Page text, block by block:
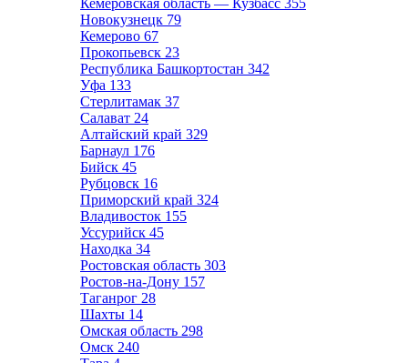
Кемеровская область — Кузбасс 355
Новокузнецк 79
Кемерово 67
Прокопьевск 23
Республика Башкортостан 342
Уфа 133
Стерлитамак 37
Салават 24
Алтайский край 329
Барнаул 176
Бийск 45
Рубцовск 16
Приморский край 324
Владивосток 155
Уссурийск 45
Находка 34
Ростовская область 303
Ростов-на-Дону 157
Таганрог 28
Шахты 14
Омская область 298
Омск 240